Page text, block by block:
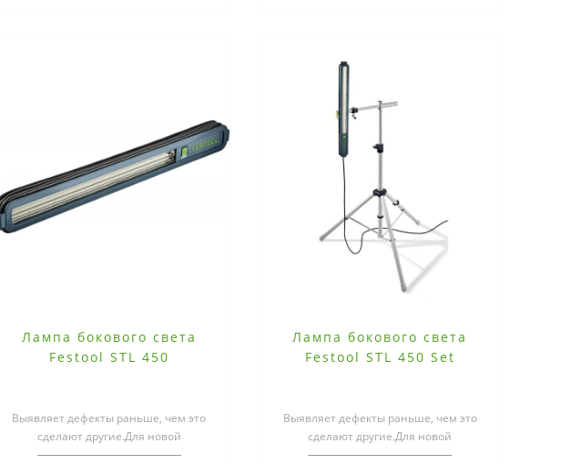
Лампа бокового света
Festool STL 450
Выявляет дефекты раньше, чем это
сделают другие.Для новой
контрольной лампы STL 450
Лампа бокового света
Festool STL 450 Set
Выявляет дефекты раньше, чем это
сделают другие.Для новой
контрольной лампы STL 450